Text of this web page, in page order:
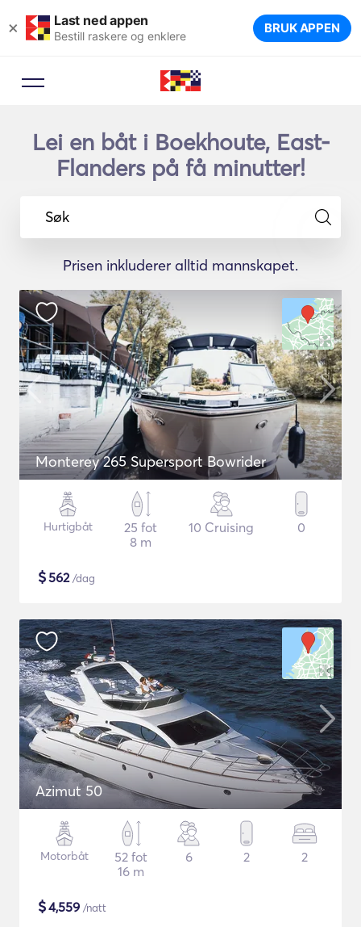
× Last ned appen
Bestill raskere og enklere BRUK APPEN
Lei en båt i Boekhoute, East-
Flanders på få minutter!
Søk
Prisen inkluderer alltid mannskapet.
Monterey 265 Supersport Bowrider
Hurtigbåt
25 fot
8 m
10 Cruising 0
$562/dag
Azimut 50
Motorbåt
52 fot
16 m
6 2 2
$4,559 /natt